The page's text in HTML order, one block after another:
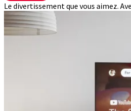
Le divertissement que vous aimez.